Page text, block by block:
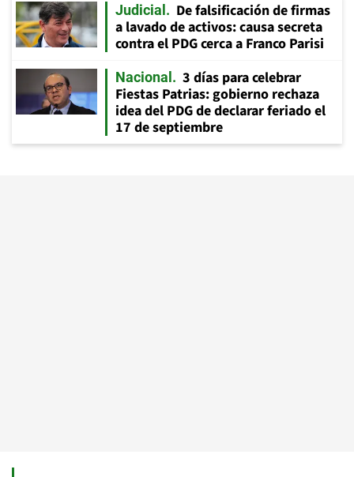
Judicial
De falsificación de firmas
a lavado de activos: causa secreta
contra el PDG cerca a Franco Parisi
Nacional
3 días para celebrar
Fiestas Patrias: gobierno rechaza
idea del PDG de declarar feriado el
17 de septiembre